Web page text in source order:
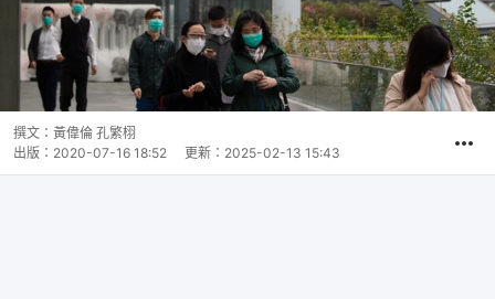
撰文： 黃偉倫 孔繁栩
出版： 2020-07-16 18:52 更新： 2025-02-13 15:43